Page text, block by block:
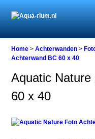
Home
Achterwanden
Foto
Achterwanden
Nature
Home >Achterwanden >
Achterwand BC 60 x 40
Aquatic
60 x 40